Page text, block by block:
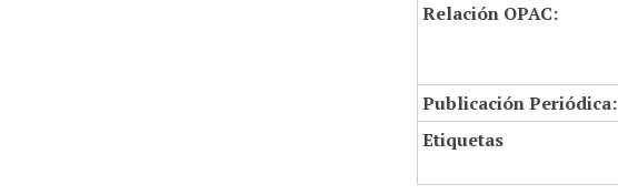
Relación OPAC:
Publicación Periódica:
Etiquetas